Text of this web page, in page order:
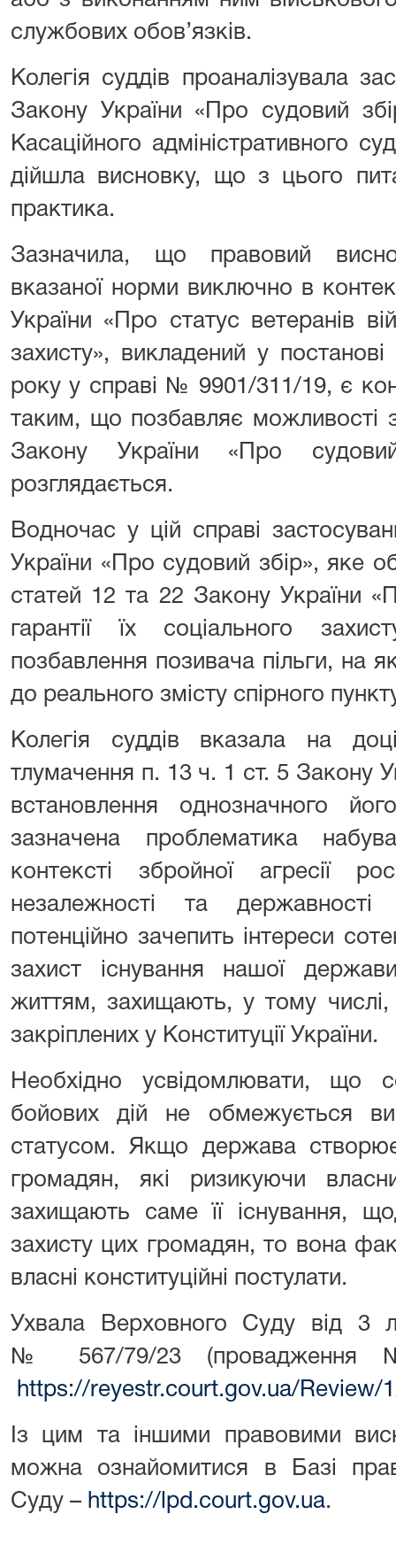
службових обов’язків.
Колегія суддів проаналізувала
Закону України «Про судовий
Касаційного адміністративного
дійшла висновку, що з цього
практика.
Зазначила, що правовий
вказаної норми виключно в
України «Про статус ветеранів
захисту», викладений у
року у справі № 9901/311/19, є
таким, що позбавляє можливості
Закону України «Про
розглядається.
Водночас у цій справі
України «Про судовий збір», яке
статей 12 та 22 Закону України
гарантії їх соціального
позбавлення позивача пільги, на
до реального змісту спірного
Колегія суддів вказала на
тлумачення п. 13 ч. 1 ст. 5 Закону
встановлення однозначного
зазначена проблематика
контексті збройної агресії
незалежності та
потенційно зачепить інтереси
захист існування нашої
життям, захищають, у тому числі,
закріплених у Конституції України.
Необхідно усвідомлювати, що
бойових дій не обмежується
статусом. Якщо держава
громадян, які ризикуючи
захищають саме її існування,
захисту цих громадян, то вона
власні конституційні постулати.
Ухвала Верховного Суду від 3
№ 567/79/23
https://reyestr.court.gov.ua/Review/
Із цим та іншими правовими
можна ознайомитися в Базі
Суду – https://lpd.court.gov.ua.